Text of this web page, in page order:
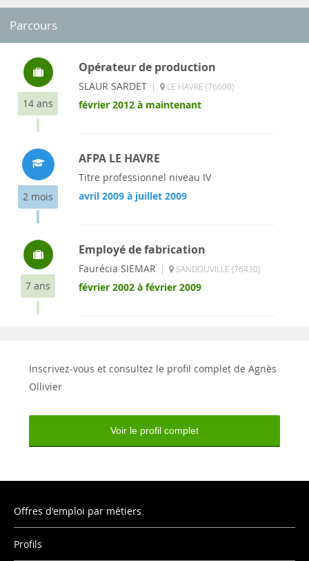
Parcours
14 ans
Opérateur de production
SLAUR SARDET | LE HAVRE (76600)
février 2012 à maintenant
2 mois
AFPA LE HAVRE
Titre professionnel niveau IV
avril 2009 à juillet 2009
7 ans
Employé de fabrication
Faurécia SIEMAR | SANDOUVILLE (76430)
février 2002 à février 2009
Inscrivez-vous et consultez le profil complet de Agnès
Ollivier
Voir le profil complet
Offres d'emploi par métiers
Profils